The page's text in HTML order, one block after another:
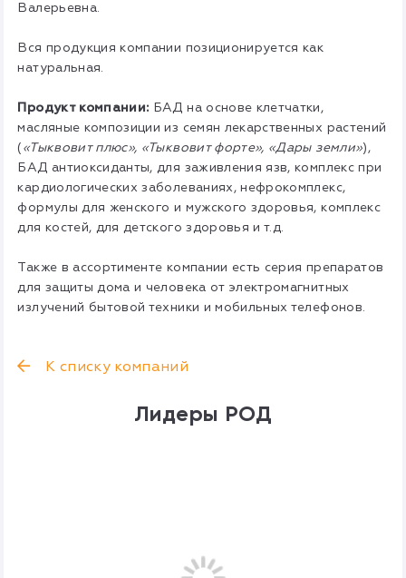
Валерьевна.
Вся продукция компании позиционируется как
натуральная.
Продукт компании: БАД на основе клетчатки,
масляные композиции из семян лекарственных растений
(«Тыквовит плюс», «Тыквовит форте», «Дары земли»),
БАД антиоксиданты, для заживления язв, комплекс при
кардиологических заболеваниях, нефрокомплекс,
формулы для женского и мужского здоровья, комплекс
для костей, для детского здоровья и т.д.
Также в ассортименте компании есть серия препаратов
для защиты дома и человека от электромагнитных
излучений бытовой техники и мобильных телефонов.
К списку компаний
Лидеры РОД